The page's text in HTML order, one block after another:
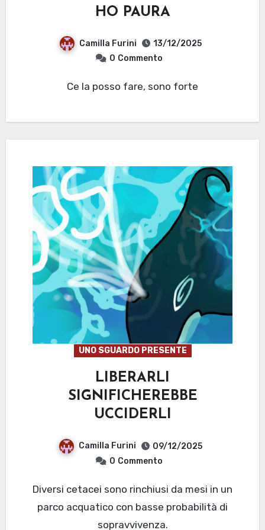
HO PAURA
Camilla Furini
13/12/2025
0 Commento
Ce la posso fare, sono forte
UNO SGUARDO PRESENTE
LIBERARLI
SIGNIFICHEREBBE
UCCIDERLI
Camilla Furini
09/12/2025
0 Commento
Diversi cetacei sono rinchiusi da mesi in un
parco acquatico con basse probabilità di
sopravvivenza.